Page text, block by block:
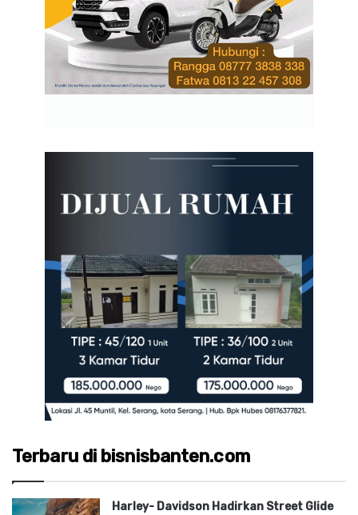
Terbaru di bisnisbanten.com
Harley- Davidson Hadirkan Street Glide